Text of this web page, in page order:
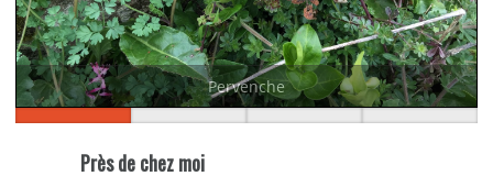
Pervenche
Près de chez moi